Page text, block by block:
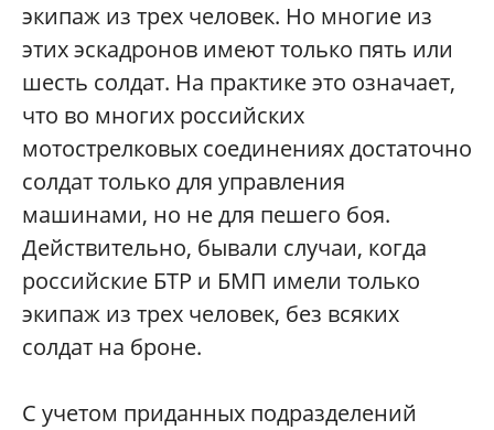
экипаж из трех человек. Но многие из
этих эскадронов имеют только пять или
шесть солдат. На практике это означает,
что во многих российских
мотострелковых соединениях достаточно
солдат только для управления
машинами, но не для пешего боя.
Действительно, бывали случаи, когда
российские БТР и БМП имели только
экипаж из трех человек, без всяких
солдат на броне.
С учетом приданных подразделений